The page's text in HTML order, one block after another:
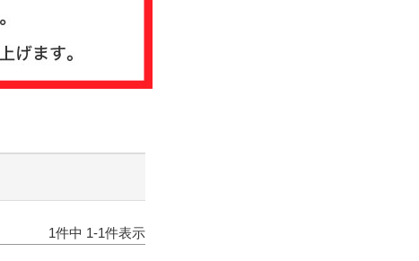
1件中 1-1件表示